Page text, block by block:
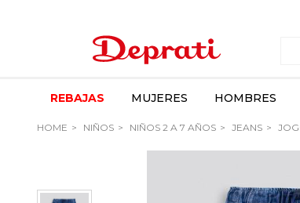
REBAJAS MUJERES HOMBRES
HOME NIÑOS NIÑOS 2 A 7 AÑOS JEANS